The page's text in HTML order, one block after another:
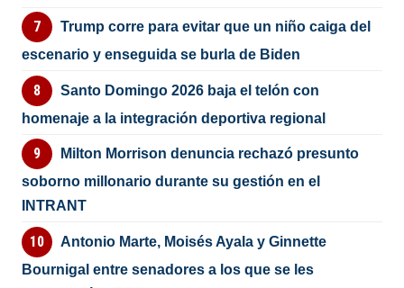
Trump corre para evitar que un niño caiga del
escenario y enseguida se burla de Biden
Santo Domingo 2026 baja el telón con
homenaje a la integración deportiva regional
Milton Morrison denuncia rechazó presunto
soborno millonario durante su gestión en el
INTRANT
Antonio Marte, Moisés Ayala y Ginnette
Bournigal entre senadores a los que se les